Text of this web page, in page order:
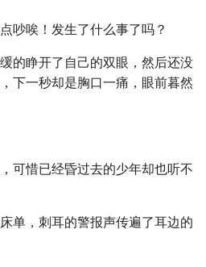
吵唉！发生了什么事了吗？
的睁开了自己的双眼，然后还没
下一秒却是胸口一痛，眼前暮然
可惜已经昏过去的少年却也听不
单，刺耳的警报声传遍了耳边的